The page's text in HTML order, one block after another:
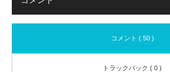
コメント ( 50 )
トラックバック ( 0 )